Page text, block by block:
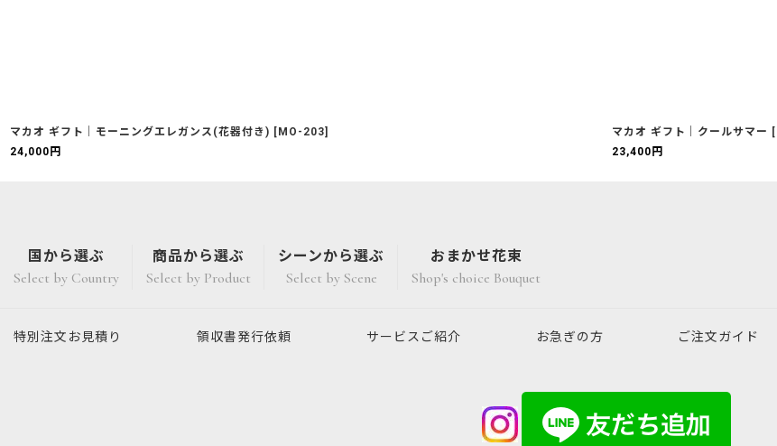
マカオ ギフト｜モーニングエレガンス(花器付き) [ MO-203]
24,000 円
マカオ ギフト｜クールサマー [
23,400 円
国から選ぶ
Select by Country
商品から選ぶ
Select by Product
シーンから選ぶ
Select by Scene
おまかせ花束
Shop's choice Bouquet
特別注文 お見積り 領収書発行依頼 サービスご紹介 お急ぎの方 ご注文ガイド